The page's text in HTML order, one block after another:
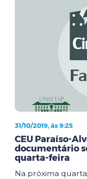
31/10/2019, às 9:25
CEU Paraíso-
documentário
quarta-feira
Na próxima